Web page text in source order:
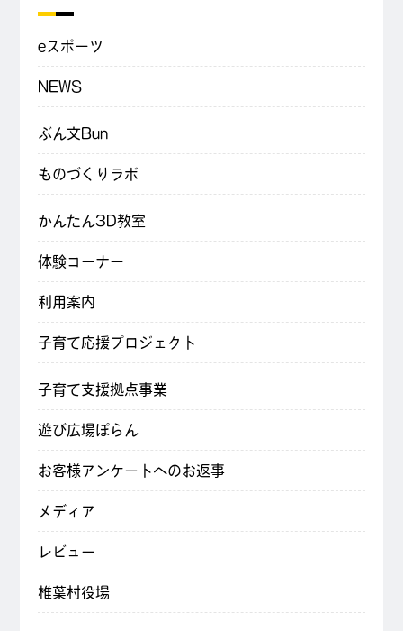
eスポーツ
NEWS
ぶん文Bun
ものづくりラボ
かんたん3D教室
体験コーナー
利用案内
子育て応援プロジェクト
子育て支援拠点事業
遊び広場ぽらん
お客様アンケートへのお返事
メディア
レビュー
椎葉村役場